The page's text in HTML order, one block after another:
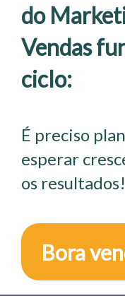
do
Vendas
ciclo:
É preciso
esperar
os resultados!
Bora